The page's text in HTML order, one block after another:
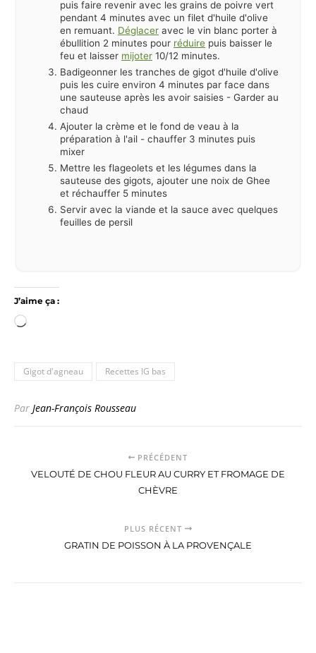
puis faire revenir avec les grains de poivre vert
pendant 4 minutes avec un filet d'huile d'olive
en remuant. Déglacer avec le vin blanc porter à
ébullition 2 minutes pour réduire puis baisser le
feu et laisser mijoter 10/12 minutes.
Badigeonner les tranches de gigot d'huile d'olive
puis les cuire environ 4 minutes par face dans
une sauteuse après les avoir saisies - Garder au
chaud
Ajouter la crème et le fond de veau à la
préparation à l'ail - chauffer 3 minutes puis
mixer
Mettre les flageolets et les légumes dans la
sauteuse des gigots, ajouter une noix de Ghee
et réchauffer 5 minutes
Servir avec la viande et la sauce avec quelques
feuilles de persil
J’aime ça :
Chargement…
Gigot d'agneau Recettes IG bas
Par Jean-François Rousseau
PRÉCÉDENT
VELOUTÉ DE CHOU FLEUR AU CURRY ET FROMAGE DE
CHÈVRE
PLUS RÉCENT
GRATIN DE POISSON À LA PROVENÇALE